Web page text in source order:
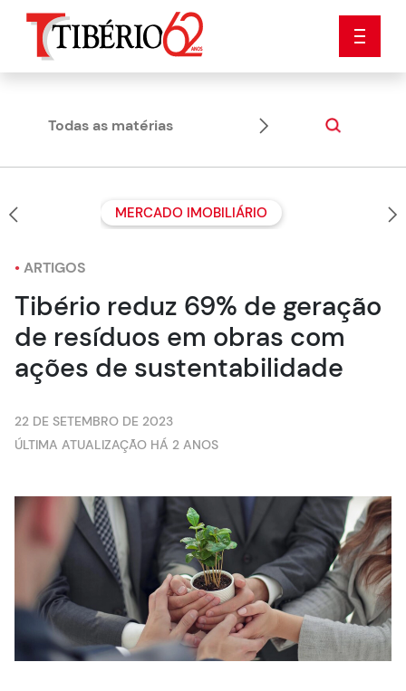
Todas as matérias Artigos
MERCADO IMOBILIÁRIO
• ARTIGOS
Tibério reduz 69% de geração
de resíduos em obras com
ações de sustentabilidade
22 DE SETEMBRO DE 2023
ÚLTIMA ATUALIZAÇÃO HÁ 2 ANOS